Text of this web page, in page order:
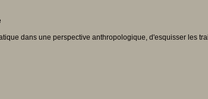
dans une perspective anthropologique, d'esquisser les